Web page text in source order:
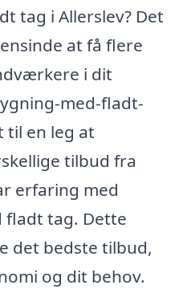
tag i Allerslev? Det
at få flere
i dit
med-fladt-
til en leg at
tilbud fra
erfaring med
fladt tag. Dette
det bedste tilbud,
og dit behov.